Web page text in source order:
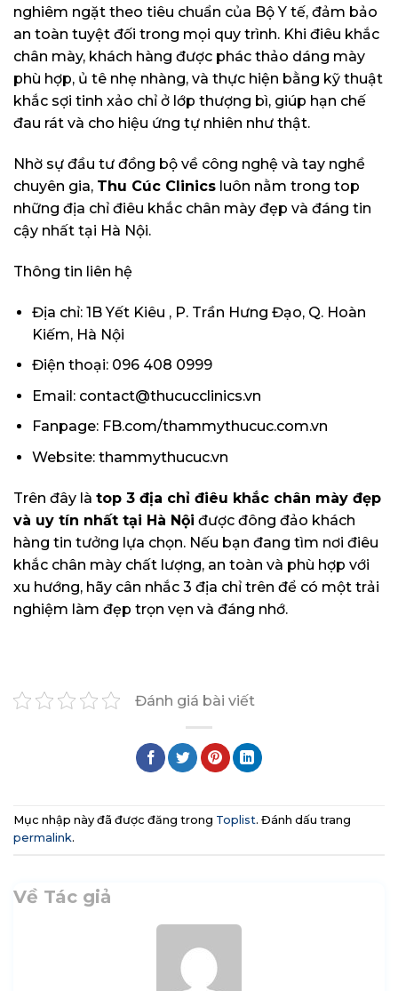
nghiêm ngặt theo tiêu chuẩn của Bộ Y tế, đảm bảo
an toàn tuyệt đối trong mọi quy trình. Khi điêu khắc
chân mày, khách hàng được phác thảo dáng mày
phù hợp, ủ tê nhẹ nhàng, và thực hiện bằng kỹ thuật
khắc sợi tinh xảo chỉ ở lớp thượng bì, giúp hạn chế
đau rát và cho hiệu ứng tự nhiên như thật.
Nhờ sự đầu tư đồng bộ về công nghệ và tay nghề
chuyên gia, Thu Cúc Clinics luôn nằm trong top
những địa chỉ điêu khắc chân mày đẹp và đáng tin
cậy nhất tại Hà Nội.
Thông tin liên hệ
Địa chỉ: 1B Yết Kiêu , P. Trần Hưng Đạo, Q. Hoàn
Kiếm, Hà Nội
Điện thoại: 096 408 0999
Email: contact@thucucclinics.vn
Fanpage: FB.com/thammythucuc.com.vn
Website: thammythucuc.vn
Trên đây là top 3 địa chỉ điêu khắc chân mày đẹp
và uy tín nhất tại Hà Nội được đông đảo khách
hàng tin tưởng lựa chọn. Nếu bạn đang tìm nơi điêu
khắc chân mày chất lượng, an toàn và phù hợp với
xu hướng, hãy cân nhắc 3 địa chỉ trên để có một trải
nghiệm làm đẹp trọn vẹn và đáng nhớ.
Đánh giá bài viết
Mục nhập này đã được đăng trong Toplist. Đánh dấu trang
permalink.
Về Tác giả